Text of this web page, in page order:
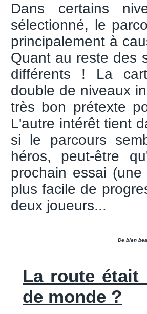
Dans certains
sélectionné, le
principalement à
Quant au reste des
différents ! La
double de niveaux
très bon prétexte
L'autre intérêt tient
si le parcours
héros, peut-être
prochain essai
plus facile de
deux joueurs...
De bien
La route
de monde ?